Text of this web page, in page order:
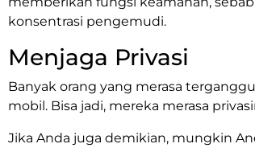
konsentrasi pengemudi.
Menjaga Privasi
Banyak orang yang merasa
mobil. Bisa jadi, mereka merasa
Jika Anda juga demikian, mungkin